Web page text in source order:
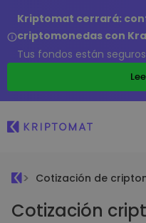
Kriptomat cerrará:
criptomonedas con
Tus fondos están
Cotización de
Cotización